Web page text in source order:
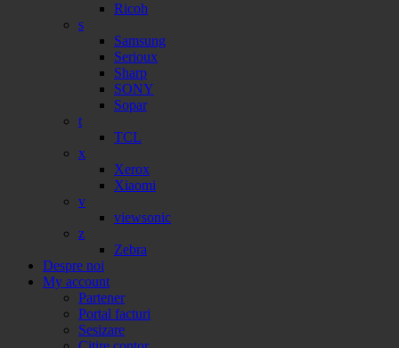
Ricoh
s
Samsung
Serioux
Sharp
SONY
Sopar
t
TCL
x
Xerox
Xiaomi
v
viewsonic
z
Zebra
Despre noi
My account
Partener
Portal facturi
Sesizare